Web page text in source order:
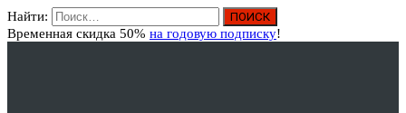
Найти:
Временная скидка 50% на годовую подписку!